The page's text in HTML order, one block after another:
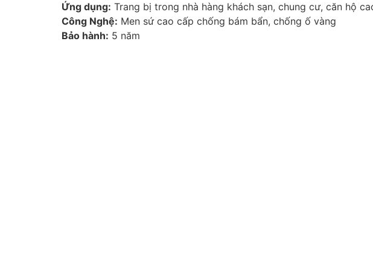
Ứng dụng: Trang bị trong nhà hàng khách sạn, chung cư, căn hộ
Công Nghệ: Men sứ cao cấp chống bám bẩn, chống ố vàng
Bảo hành: 5 năm